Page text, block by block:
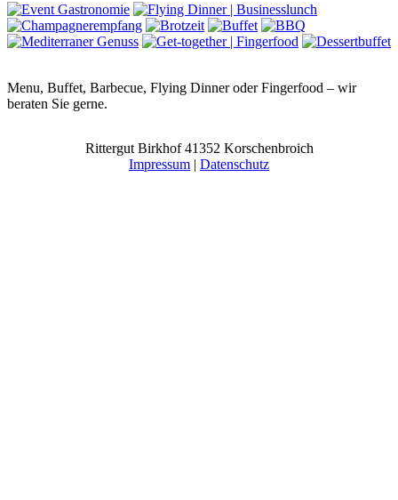
Menu, Buffet, Barbecue, Flying Dinner oder Fingerfood – wir
beraten Sie gerne.
Rittergut Birkhof 41352 Korschenbroich
Impressum | Datenschutz